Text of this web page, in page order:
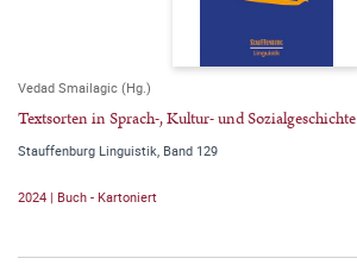
Vedad Smailagic (Hg.)
Textsorten in Sprach-, Kultur- und Sozialgeschichte
Stauffenburg Linguistik, Band 129
2024 | Buch - Kartoniert